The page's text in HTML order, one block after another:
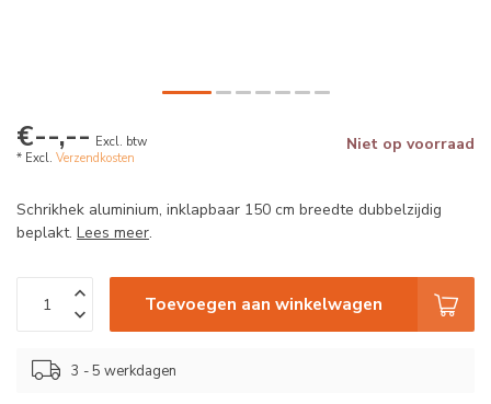
€--,-- Excl. btw
* Excl. Verzendkosten
Niet op voorraad
Schrikhek aluminium, inklapbaar 150 cm breedte dubbelzijdig
beplakt. Lees meer.
Toevoegen aan winkelwagen
3 - 5 werkdagen